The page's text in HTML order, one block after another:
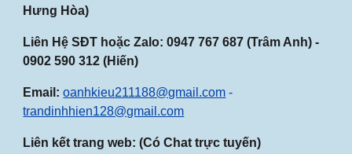
Hưng Hòa)
Liên Hệ SĐT hoặc Zalo:0947 767 687 (Trâm Anh) -
0902 590 312 (Hiến)
Email: oanhkieu211188@gmail.com -
trandinhhien128@gmail.com
Liên kết trang web: (Có Chat trực tuyến)